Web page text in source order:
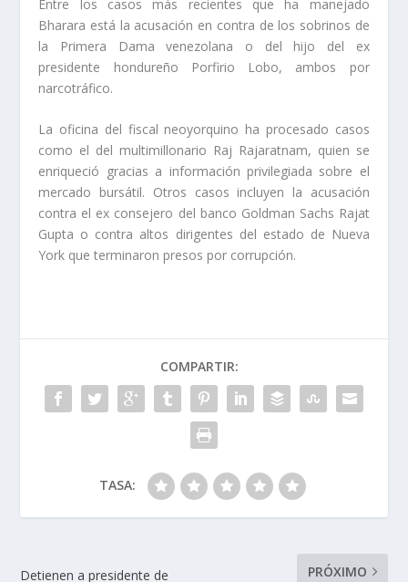
Entre los casos más recientes que ha manejado
Bharara está la acusación en contra de los sobrinos de
la Primera Dama venezolana o del hijo del ex
presidente hondureño Porfirio Lobo, ambos por
narcotráfico.
La oficina del fiscal neoyorquino ha procesado casos
como el del multimillonario Raj Rajaratnam, quien se
enriqueció gracias a información privilegiada sobre el
mercado bursátil. Otros casos incluyen la acusación
contra el ex consejero del banco Goldman Sachs Rajat
Gupta o contra altos dirigentes del estado de Nueva
York que terminaron presos por corrupción.
COMPARTIR:
TASA:
Detienen a presidente de PRÓXIMO